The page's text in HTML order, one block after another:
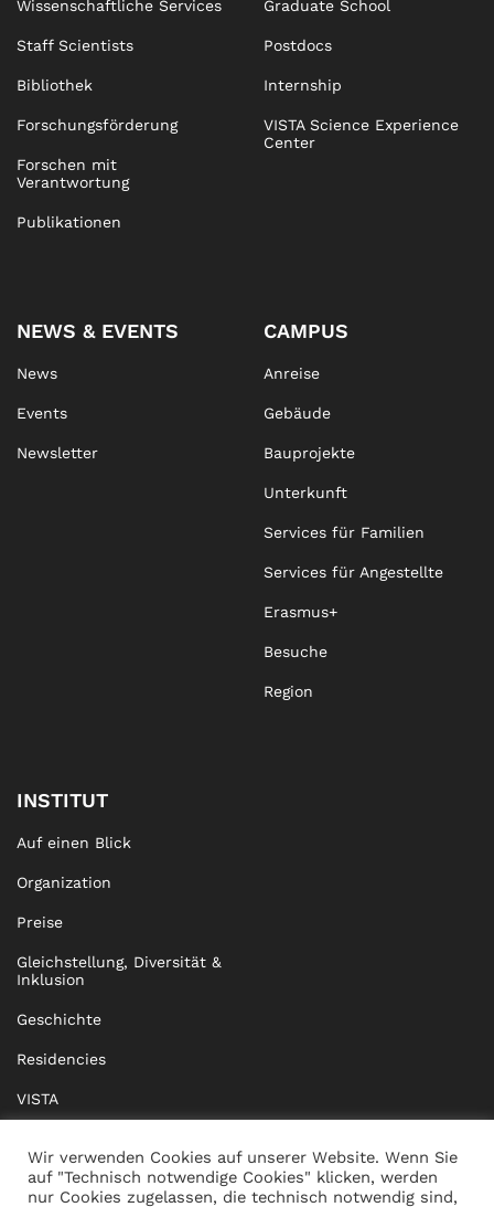
Wissenschaftliche Services
Staff Scientists
Bibliothek
Forschungsförderung
Forschen mit
Verantwortung
Publikationen
Graduate School
Postdocs
Internship
VISTA Science Experience
Center
NEWS & EVENTS
News
Events
Newsletter
CAMPUS
Anreise
Gebäude
Bauprojekte
Unterkunft
Services für Familien
Services für Angestellte
Erasmus+
Besuche
Region
INSTITUT
Auf einen Blick
Organization
Preise
Gleichstellung, Diversität &
Inklusion
Geschichte
Residencies
VISTA
BRIDGE Network
Wir verwenden Cookies auf unserer Website. Wenn Sie
auf "Technisch notwendige Cookies" klicken, werden
nur Cookies zugelassen, die technisch notwendig sind,